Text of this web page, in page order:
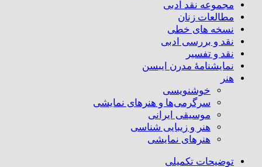
مجموعه نقد ادبی
مطالعات زنان
نسخه های خطی
نقد و بررسی ادبی
نقد و تفسیر
نمایشنامۀ مدرن ایبسن
هنر
خوشنویسی
سرگرمی‌ها و هنرهای نمایشی
موسیقی ایرانی
هنر و زیبایی شناسی
هنر‌های نمایشی
توضیحات تکمیلی